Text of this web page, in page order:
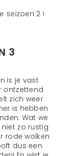
seizoen 2 !
3
is je vast
ontzettend
zich weer
is hebben
Wat we
zo rustig
rode wolken
dus een